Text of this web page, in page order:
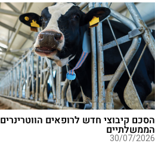
הסכם קיבוצי חדש לרופאים הווטרינרים
הממשלתיים
30/07/2026